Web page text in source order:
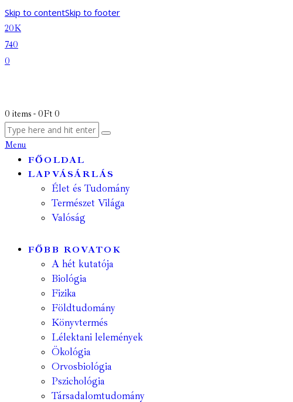
Skip to contentSkip to footer
20K
740
0
0 items - 0Ft 0
Menu
FŐOLDAL
LAPVÁSÁRLÁS
Élet és Tudomány
Természet Világa
Valóság
FŐBB ROVATOK
A hét kutatója
Biológia
Fizika
Földtudomány
Könyvtermés
Lélektani lelemények
Ökológia
Orvosbiológia
Pszichológia
Társadalomtudomány